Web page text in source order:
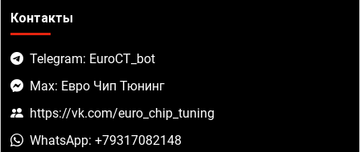
Контакты
Telegram: EuroCT_bot
Max: Евро Чип Тюнинг
https://vk.com/euro_chip_tuning
WhatsApp: +79317082148